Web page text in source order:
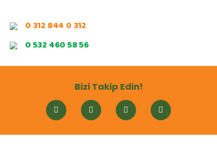
0 312 844 0 312
0 532 460 58 56
Bizi Takip Edin!